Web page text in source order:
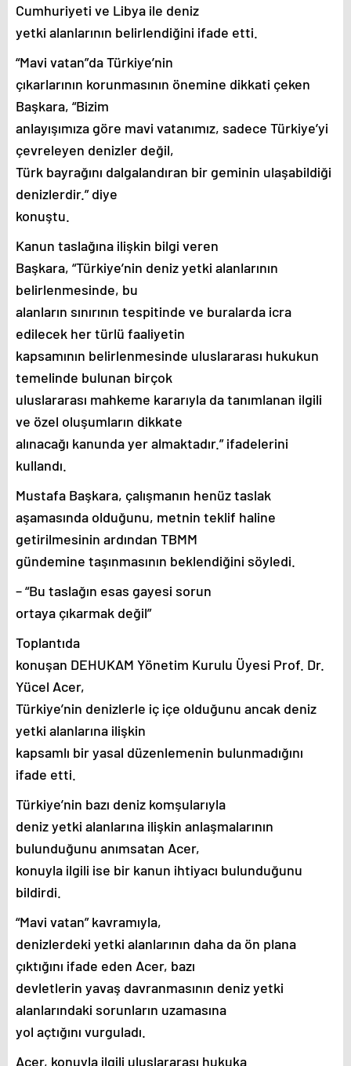
Cumhuriyeti ve Libya ile deniz
yetki alanlarının belirlendiğini ifade etti.
“Mavi vatan”da Türkiye’nin
çıkarlarının korunmasının önemine dikkati çeken
Başkara, “Bizim
anlayışımıza göre mavi vatanımız, sadece Türkiye’yi
çevreleyen denizler değil,
Türk bayrağını dalgalandıran bir geminin ulaşabildiği
denizlerdir.” diye
konuştu.
Kanun taslağına ilişkin bilgi veren
Başkara, “Türkiye’nin deniz yetki alanlarının
belirlenmesinde, bu
alanların sınırının tespitinde ve buralarda icra
edilecek her türlü faaliyetin
kapsamının belirlenmesinde uluslararası hukukun
temelinde bulunan birçok
uluslararası mahkeme kararıyla da tanımlanan ilgili
ve özel oluşumların dikkate
alınacağı kanunda yer almaktadır.” ifadelerini
kullandı.
Mustafa Başkara, çalışmanın henüz taslak
aşamasında olduğunu, metnin teklif haline
getirilmesinin ardından TBMM
gündemine taşınmasının beklendiğini söyledi.
– “Bu taslağın esas gayesi sorun
ortaya çıkarmak değil”
Toplantıda
konuşan DEHUKAM Yönetim Kurulu Üyesi Prof. Dr.
Yücel Acer,
Türkiye’nin denizlerle iç içe olduğunu ancak deniz
yetki alanlarına ilişkin
kapsamlı bir yasal düzenlemenin bulunmadığını
ifade etti.
Türkiye’nin bazı deniz komşularıyla
deniz yetki alanlarına ilişkin anlaşmalarının
bulunduğunu anımsatan Acer,
konuyla ilgili ise bir kanun ihtiyacı bulunduğunu
bildirdi.
“Mavi vatan” kavramıyla,
denizlerdeki yetki alanlarının daha da ön plana
çıktığını ifade eden Acer, bazı
devletlerin yavaş davranmasının deniz yetki
alanlarındaki sorunların uzamasına
yol açtığını vurguladı.
Acer, konuyla ilgili uluslararası hukuka